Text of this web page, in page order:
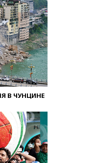
В ЧУНЦИНЕ